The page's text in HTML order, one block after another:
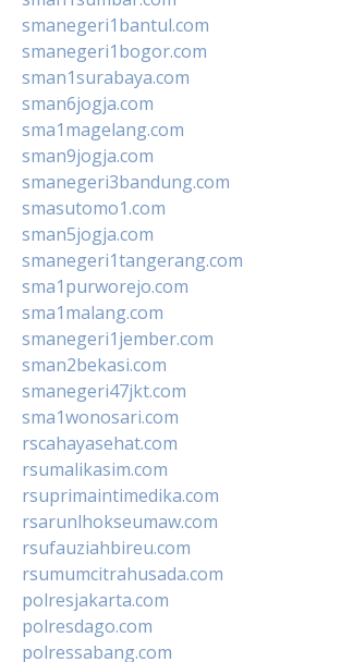
smanegeri1bantul.com
smanegeri1bogor.com
sman1surabaya.com
sman6jogja.com
sma1magelang.com
sman9jogja.com
smanegeri3bandung.com
smasutomo1.com
sman5jogja.com
smanegeri1tangerang.com
sma1purworejo.com
sma1malang.com
smanegeri1jember.com
sman2bekasi.com
smanegeri47jkt.com
sma1wonosari.com
rscahayasehat.com
rsumalikasim.com
rsuprimaintimedika.com
rsarunlhokseumaw.com
rsufauziahbireu.com
rsumumcitrahusada.com
polresjakarta.com
polresdago.com
polressabang.com